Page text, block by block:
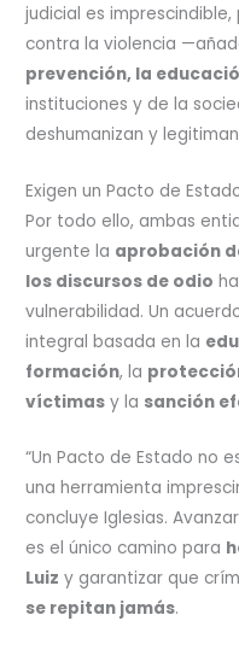
judicial es imprescindible,
contra la violencia
prevención, la
instituciones y de la
deshumanizan y
Exigen un Pacto de
Por todo ello, ambas
urgente la aprobación
los discursos de odio
vulnerabilidad. Un
integral basada en la
formación, la
víctimas y la sanción
“Un Pacto de Estado no
una herramienta
concluye Iglesias.
es el único camino para
Luiz y garantizar que
se repitan jamás.